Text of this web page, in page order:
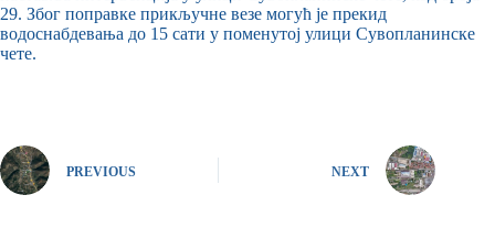
29. Због поправке прикључне везе могућ је прекид
водоснабдевања до 15 сати у поменутој улици Сувопланинске
чете.
PREVIOUS NEXT